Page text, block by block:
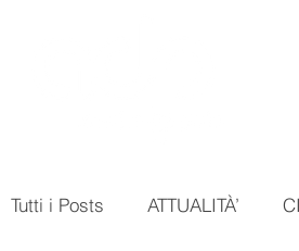
Tutti i Posts ATTUALITÀ’